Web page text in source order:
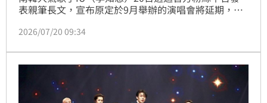
表親筆長文，宣布原定於9月舉辦的演唱會將延期，新
管開放症」困擾，近期病況明顯惡化，在醫師建議下，
2026/07/20 09:34